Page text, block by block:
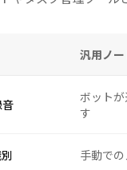
汎用ノー
ボット
す
手動で